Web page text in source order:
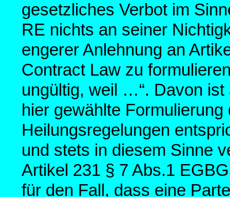
gesetzliches Verbot im
RE nichts an seiner
engerer Anlehnung an
Contract Law zu
ungültig, weil …“. Davon
hier gewählte
Heilungsregelungen
und stets in diesem Sinne
Artikel 231 § 7 Abs.1
für den Fall, dass eine